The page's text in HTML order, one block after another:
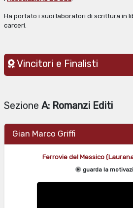
Ha portato i suoi laboratori di scrittura in
carceri.
Vincitori e Finalisti
Sezione A: Romanzi Editi
Gian Marco Griffi
Ferrovie del Messico
guarda la